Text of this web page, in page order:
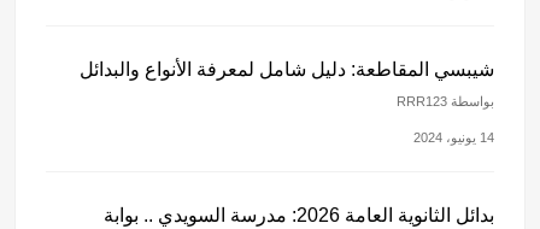
شيبسي المقاطعة: دليل شامل لمعرفة الأنواع والبدائل
بواسطة RRR123
14 يونيو، 2024
بدائل الثانوية العامة 2026: مدرسة السويدي .. بوابة